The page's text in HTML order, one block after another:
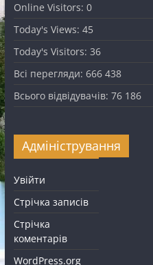
Online Visitors: 0
Today's Views: 45
Today's Visitors: 36
Всі перегляди: 666 438
Всього відвідувачів: 76 186
Адміністрування
Увійти
Стрічка записів
Стрічка
коментарів
WordPress.org